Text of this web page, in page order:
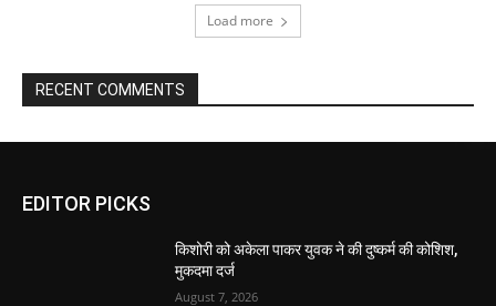
Load more
RECENT COMMENTS
EDITOR PICKS
किशोरी को अकेला पाकर युवक ने की दुष्कर्म की कोशिश,
मुकदमा दर्ज
August 7, 2026